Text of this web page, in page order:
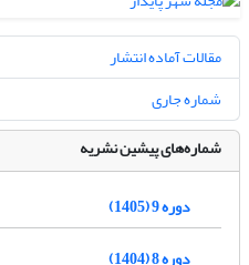
مقالات آماده انتشار
شماره جاری
شماره‌های پیشین نشریه
دوره 9 (1405)
دوره 8 (1404)